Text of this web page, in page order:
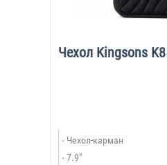
Чехол Kingsons
Чехол-карман
7.9"